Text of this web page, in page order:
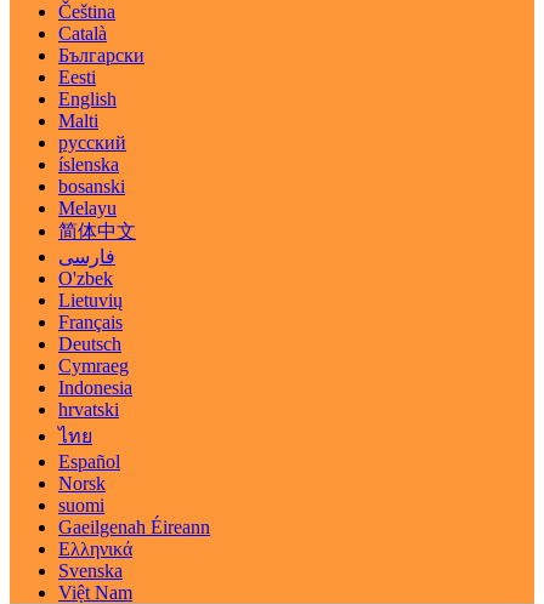
Čeština
Català
Български
Eesti
English
Malti
русский
íslenska
bosanski
Melayu
简体中文
فارسی
O'zbek
Lietuvių
Français
Deutsch
Cymraeg
Indonesia
hrvatski
ไทย
Español
Norsk
suomi
Gaeilgenah Éireann
Ελληνικά
Svenska
Việt Nam